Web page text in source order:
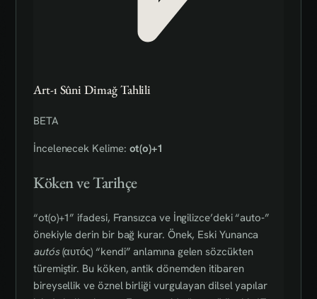
Art-ı Sûni Dimağ Tahlili
BETA
İncelenecek Kelime: ot(o)+1
Köken ve Tarihçe
“ot(o)+1” ifadesi, Fransızca ve İngilizce’deki “auto‑”
önekiyle derin bir bağ kurar. Önek, Eski Yunanca
autós(αυτός) “kendi” anlamına gelen sözcükten
türemiştir. Bu köken, antik dönemden itibaren
bireysellik ve öznel birliği vurgulayan dilsel yapılar